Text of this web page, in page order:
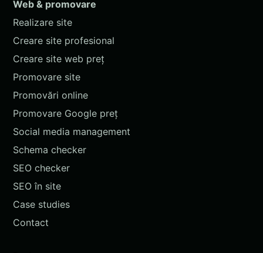
Web & promovare
Realizare site
Creare site profesional
Creare site web preț
Promovare site
Promovări online
Promovare Google preț
Social media management
Schema checker
SEO checker
SEO în site
Case studies
Contact